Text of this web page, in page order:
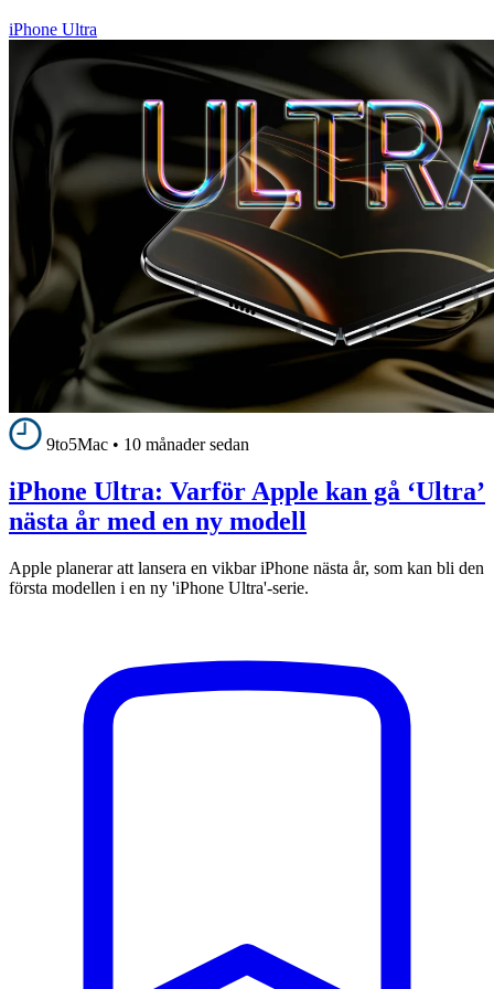
iPhone Ultra
9to5Mac • 10 månader sedan
iPhone Ultra: Varför Apple kan gå ‘Ultra’
nästa år med en ny modell
Apple planerar att lansera en vikbar iPhone nästa år, som kan bli den
första modellen i en ny 'iPhone Ultra'-serie.